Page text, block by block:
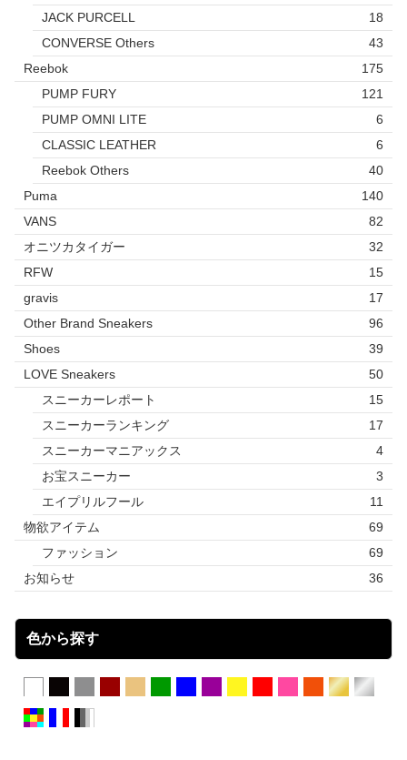
JACK PURCELL
18
CONVERSE Others
43
Reebok
175
PUMP FURY
121
PUMP OMNI LITE
6
CLASSIC LEATHER
6
Reebok Others
40
Puma
140
VANS
82
オニツカタイガー
32
RFW
15
gravis
17
Other Brand Sneakers
96
Shoes
39
LOVE Sneakers
50
スニーカーレポート
15
スニーカーランキング
17
スニーカーマニアックス
4
お宝スニーカー
3
エイプリルフール
11
物欲アイテム
69
ファッション
69
お知らせ
36
色から探す